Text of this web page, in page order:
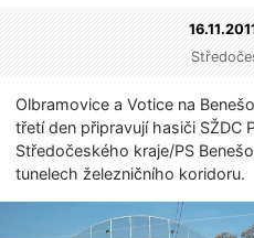
Olbramovice a Votice na
třetí den připravují hasiči SŽDC
Středočeského kraje/PS
tunelech železničního koridoru.